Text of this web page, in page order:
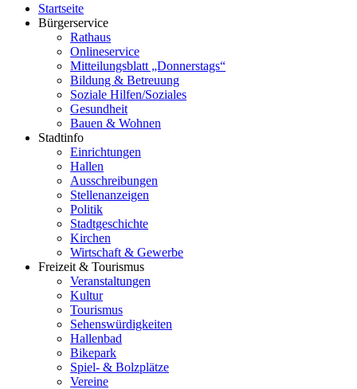
Startseite
Bürgerservice
Rathaus
Onlineservice
Mitteilungsblatt „Donnerstags“
Bildung & Betreuung
Soziale Hilfen/Soziales
Gesundheit
Bauen & Wohnen
Stadtinfo
Einrichtungen
Hallen
Ausschreibungen
Stellenanzeigen
Politik
Stadtgeschichte
Kirchen
Wirtschaft & Gewerbe
Freizeit & Tourismus
Veranstaltungen
Kultur
Tourismus
Sehenswürdigkeiten
Hallenbad
Bikepark
Spiel- & Bolzplätze
Vereine